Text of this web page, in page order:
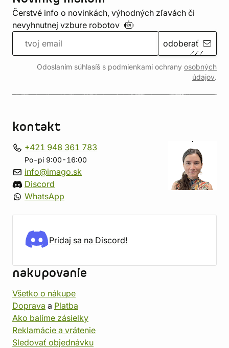
Čerstvé info o novinkách, výhodných zľavách či
nevyhnutnej vzbure robotov
odoberať
Odoslaním súhlasíš s podmienkami ochrany osobných
údajov.
kontakt
+421 948 361 783
Po-pi 9:00-16:00
info@imago.sk
Discord
WhatsApp
Pridaj sa na Discord!
nakupovanie
Všetko o nákupe
Doprava a Platba
Ako balíme zásielky
Reklamácie a vrátenie
Sledovať objednávku